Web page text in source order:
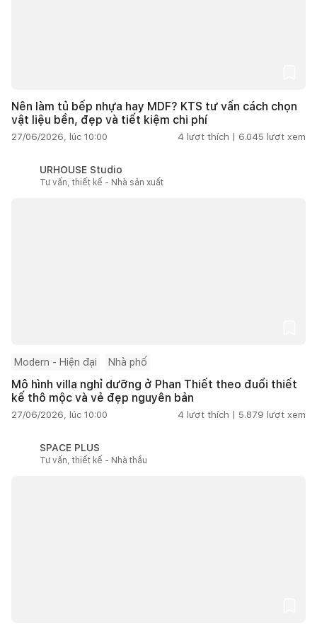
Nên làm tủ bếp nhựa hay MDF? KTS tư vấn cách chọn
vật liệu bền, đẹp và tiết kiệm chi phí
27/06/2026, lúc 10:00 4 lượt thích | 6.045 lượt xem
URHOUSE Studio
Tư vấn, thiết kế - Nhà sản xuất
Modern - Hiện đại Nhà phố
Mô hình villa nghỉ dưỡng ở Phan Thiết theo đuổi thiết
kế thô mộc và vẻ đẹp nguyên bản
27/06/2026, lúc 10:00 4 lượt thích | 5.879 lượt xem
SPACE PLUS
Tư vấn, thiết kế - Nhà thầu